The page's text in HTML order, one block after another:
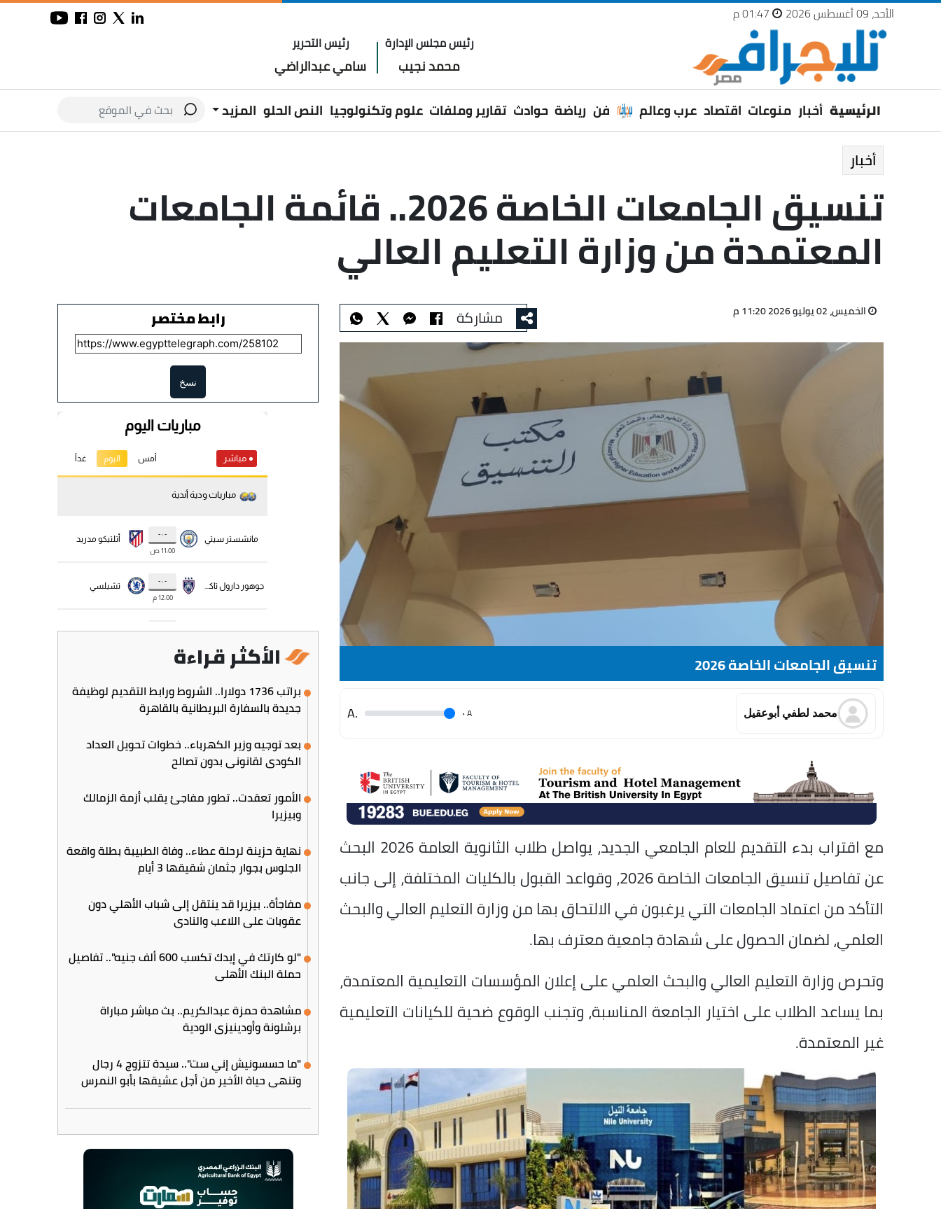
الأحد، 09 أغسطس 2026
رئيس مجلس الإدارة
محمد نجيب
رئيس التحرير
سامي عبدالراضي
الرئيسية أخبار منوعات اقتصاد عرب وعالم فن رياضة حوادث تقارير وملفات علوم وتكنولوجيا النص الحلو المزيد
أخبار
تنسيق الجامعات الخاصة 2026.. قائمة الجامعات
المعتمدة من وزارة التعليم العالي
الخميس، 02 يوليو 2026 11:20 م مشاركة
تنسيق الجامعات الخاصة 2026
محمد لطفي أبوعقيل A
.
.A
مع اقتراب بدء التقديم للعام الجامعي الجديد، يواصل طلاب الثانوية العامة 2026 البحث
عن تفاصيل تنسيق الجامعات الخاصة 2026، وقواعد القبول بالكليات المختلفة، إلى جانب
التأكد من اعتماد الجامعات التي يرغبون في الالتحاق بها من وزارة التعليم العالي والبحث
العلمي، لضمان الحصول على شهادة جامعية معترف بها.
وتحرص وزارة التعليم العالي والبحث العلمي على إعلان المؤسسات التعليمية المعتمدة،
بما يساعد الطلاب على اختيار الجامعة المناسبة، وتجنب الوقوع ضحية للكيانات التعليمية
غير المعتمدة.
رابط مختصر
نسخ
الأكثر قراءة
براتب 1736 دولارا.. الشروط ورابط التقديم لوظيفة
جديدة بالسفارة البريطانية بالقاهرة
بعد توجيه وزير الكهرباء.. خطوات تحويل العداد
الكودي لقانوني بدون تصالح
الأمور تعقدت.. تطور مفاجئ يقلب أزمة الزمالك
وبيزيرا
نهاية حزينة لرحلة عطاء.. وفاة الطبيبة بطلة واقعة
الجلوس بجوار جثمان شقيقها 3 أيام
مفاجأة.. بيزيرا قد ينتقل إلى شباب الأهلي دون
عقوبات على اللاعب والنادي
"لو كارتك في إيدك تكسب 600 ألف جنيه".. تفاصيل
حملة البنك الأهلي
مشاهدة حمزة عبدالكريم.. بث مباشر مباراة
برشلونة وأودينيزي الودية
"ما حسسونيش إني ست".. سيدة تتزوج 4 رجال
وتنهي حياة الأخير من أجل عشيقها بأبو النمرس